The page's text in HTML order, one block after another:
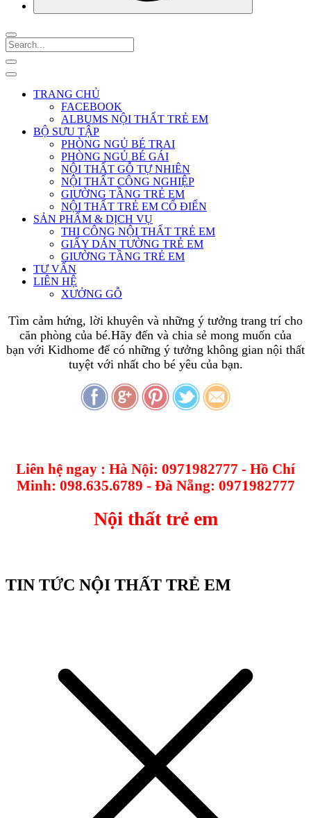
TRANG CHỦ
FACEBOOK
ALBUMS NỘI THẤT TRẺ EM
BỘ SƯU TẬP
PHÒNG NGỦ BÉ TRAI
PHÒNG NGỦ BÉ GÁI
NỘI THẤT GỖ TỰ NHIÊN
NỘI THẤT CÔNG NGHIỆP
GIƯỜNG TẦNG TRẺ EM
NỘI THẤT TRẺ EM CỔ ĐIỂN
SẢN PHẨM & DỊCH VỤ
THI CÔNG NỘI THẤT TRẺ EM
GIẤY DÁN TƯỜNG TRẺ EM
GIƯỜNG TẦNG TRẺ EM
TƯ VẤN
LIÊN HỆ
XƯỞNG GỖ
Tìm cảm hứng, lời khuyên và những ý tưởng trang trí cho
căn phòng của bé.Hãy đến và chia sẻ mong muốn của
bạn với Kidhome để có những ý tưởng không gian nội thất
tuyệt với nhất cho bé yêu của bạn.
Liên hệ ngay : Hà Nội: 0971982777 - Hồ Chí
Minh: 098.635.6789 - Đà Nẵng: 0971982777
Nội thất trẻ em
TIN TỨC NỘI THẤT TRẺ EM